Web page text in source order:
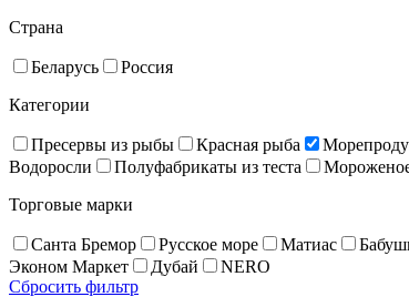
Страна
Беларусь
Россия
Категории
Пресервы из рыбы Красная рыба
Водоросли
Полуфабрикаты из теста
Торговые марки
Санта Бремор Русское море Матиас
Эконом Маркет
Дубай
NERO
Сбросить фильтр